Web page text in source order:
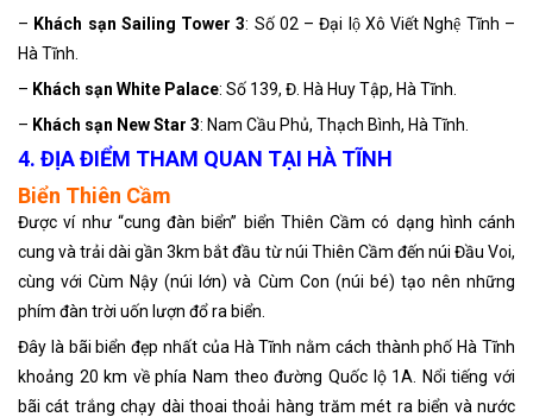
– Khách sạn Sailing Tower 3: Số 02 – Đại lộ Xô Viết Nghệ Tĩnh –
Hà Tĩnh.
– Khách sạn White Palace: Số 139, Đ. Hà Huy Tập, Hà Tĩnh.
– Khách sạn New Star 3: Nam Cầu Phủ, Thạch Bình, Hà Tĩnh.
4. ĐỊA ĐIỂM THAM QUAN TẠI HÀ TĨNH
Biển Thiên Cầm
Được ví như “cung đàn biển” biển Thiên Cầm có dạng hình cánh
cung và trải dài gần 3km bắt đầu từ núi Thiên Cầm đến núi Đầu Voi,
cùng với Cùm Nậy (núi lớn) và Cùm Con (núi bé) tạo nên những
phím đàn trời uốn lượn đổ ra biển.
Đây là bãi biển đẹp nhất của Hà Tĩnh nằm cách thành phố Hà Tĩnh
khoảng 20 km về phía Nam theo đường Quốc lộ 1A. Nổi tiếng với
bãi cát trắng chạy dài thoai thoải hàng trăm mét ra biển và nước